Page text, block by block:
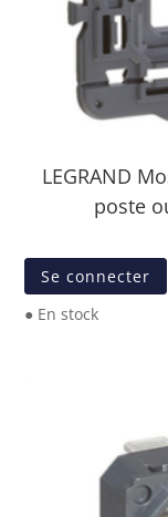
LEGRAND
poste
Se connecter
● En stock